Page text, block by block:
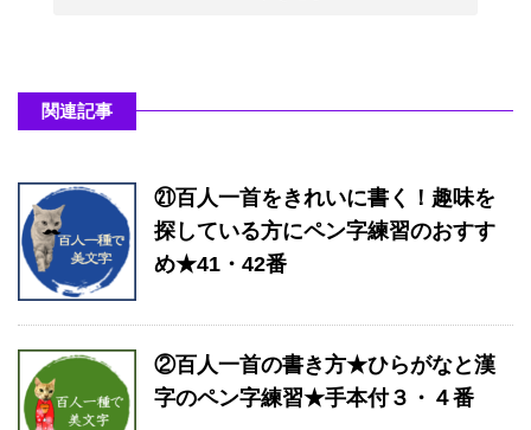
関連記事
㉑百人一首をきれいに書く！趣味を
探している方にペン字練習のおすす
め★41・42番
②百人一首の書き方★ひらがなと漢
字のペン字練習★手本付３・４番